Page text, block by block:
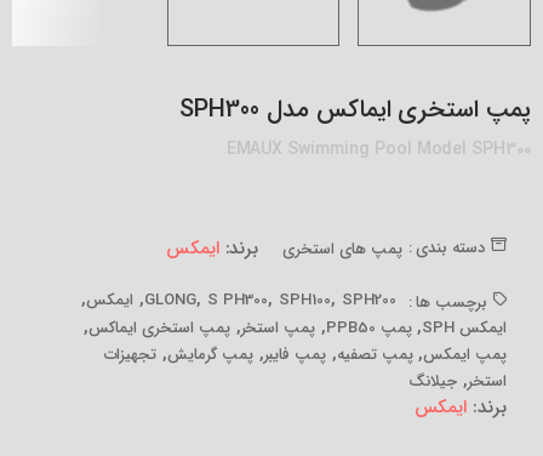
پمپ استخری ایماکس مدل SPH300
EMAUX Swimming Pool Model SPH300
دسته بندی : پمپ های استخری برند:ایمکس
برچسب ها : GLONG, S PH300, SPH100, SPH200
, ایمکس,
ایمکس SPH ,پمپ PPB50 , پمپ استخر,پمپ استخری ایماکس,
پمپ ایمکس,پمپ تصفیه, پمپ فایبر,پمپ گرمایش, تجهیزات
استخر, جیلانگ
برند: ایمکس